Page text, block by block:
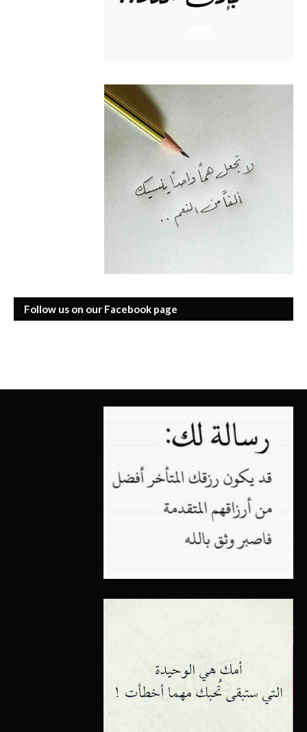
Follow us on our Facebook page